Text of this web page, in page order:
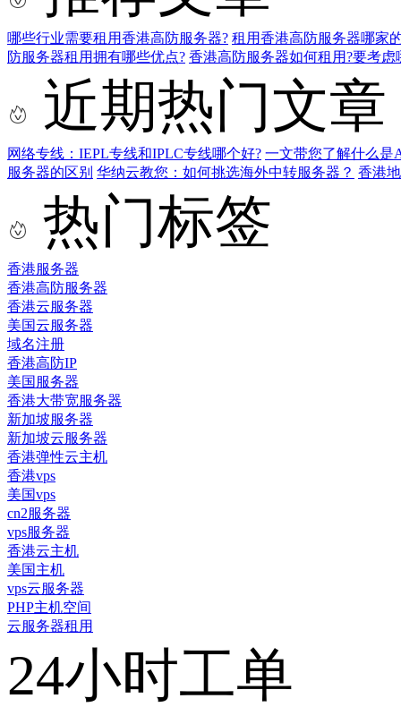
哪些行业需要租用香港高防服务器? 租用香港高防服务器哪家
防服务器租用拥有哪些优点? 香港高防服务器如何租用?要考虑
近期热门文章
网络专线：IEPL专线和IPLC专线哪个好? 一文带您了解什么是
服务器的区别 华纳云教您：如何挑选海外中转服务器？ 香港
热门标签
香港服务器
香港高防服务器
香港云服务器
美国云服务器
域名注册
香港高防IP
美国服务器
香港大带宽服务器
新加坡服务器
新加坡云服务器
香港弹性云主机
香港vps
美国vps
cn2服务器
vps服务器
香港云主机
美国主机
vps云服务器
PHP主机空间
云服务器租用
24小时工单